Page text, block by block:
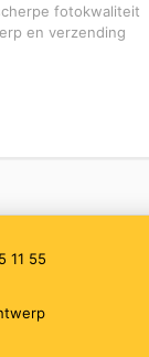
fotokwaliteit
en verzending
11 55